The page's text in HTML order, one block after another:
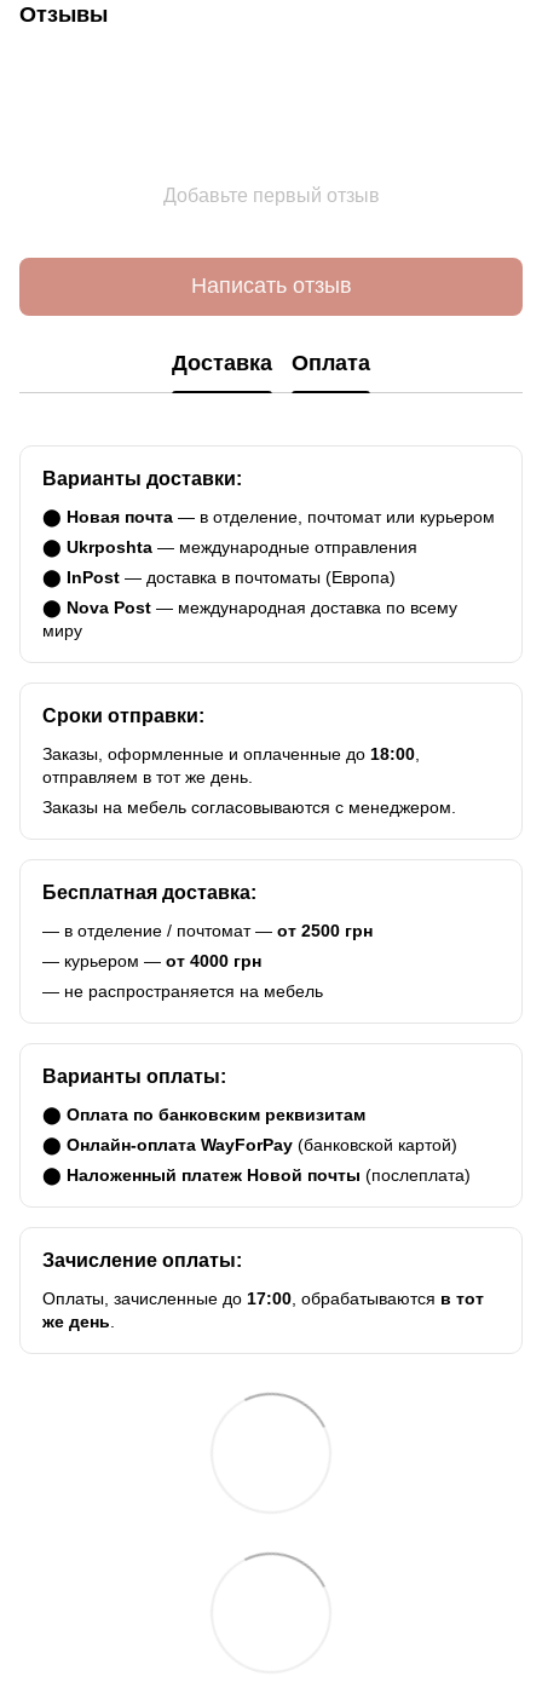
Отзывы
Добавьте первый отзыв
Написать отзыв
Доставка Оплата
Варианты доставки:
⬤ Новая почта — в отделение, почтомат или курьером
⬤ Ukrposhta — международные отправления
⬤ InPost — доставка в почтоматы (Европа)
⬤ Nova Post — международная доставка по всему
миру
Сроки отправки:
Заказы, оформленные и оплаченные до 18:00
отправляем в тот же день.
Заказы на мебель согласовываются с менеджером.
Бесплатная доставка:
— в отделение / почтомат — от 2500 грн
— курьером — от 4000 грн
— не распространяется на мебель
Варианты оплаты:
⬤ Оплата по банковским реквизитам
⬤ Онлайн-оплата WayForPay (банковской картой)
⬤ Наложенный платеж Новой почты (послеплата)
Зачисление оплаты:
Оплаты, зачисленные до 17:00 , обрабатываются в тот
же день